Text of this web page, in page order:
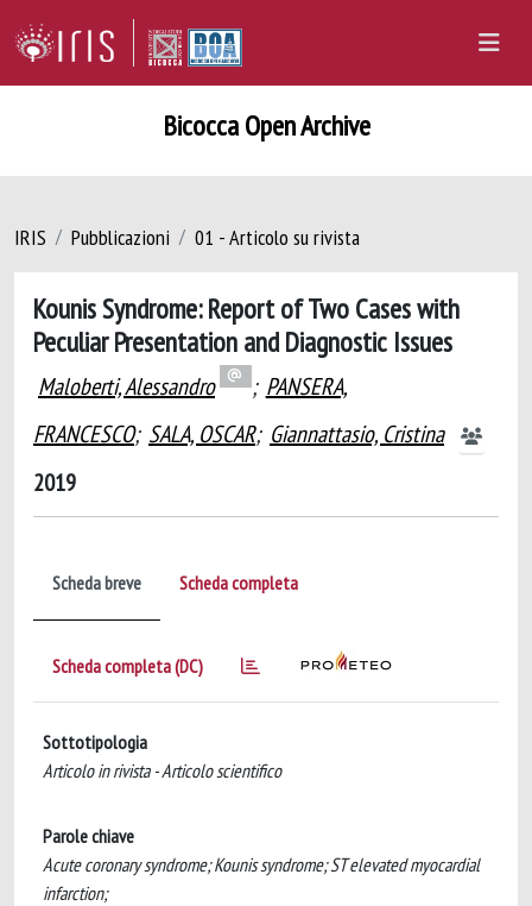
Bicocca Open Archive
IRIS Pubblicazioni 01 - Articolo su rivista
Kounis Syndrome: Report of Two Cases with
Peculiar Presentation and Diagnostic Issues
Maloberti, Alessandro ; PANSERA,
FRANCESCO; SALA, OSCAR; Giannattasio, Cristina
2019
Scheda breve Scheda completa
Scheda completa (DC)
Sottotipologia
Articolo in rivista - Articolo scientifico
Parole chiave
Acute coronary syndrome; Kounis syndrome; ST elevated myocardial
infarction;